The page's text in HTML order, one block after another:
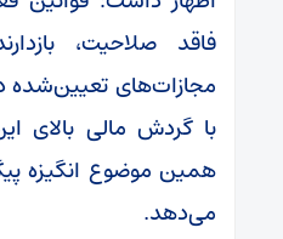
فاقد صلاحیت،
مجازات‌های تعیین‌شده
با گردش مالی بالای
همین موضوع انگیزه
می‌دهد.